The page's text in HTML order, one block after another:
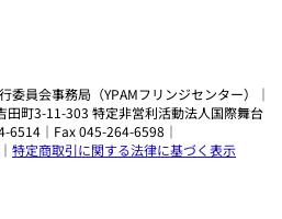
委員会事務局（YPAMフリンジセンター）｜
田町3-11-303 特定非営利活動法人国際舞台
6514｜Fax 045-264-6598｜
｜ 特定商取引に関する法律に基づく表示